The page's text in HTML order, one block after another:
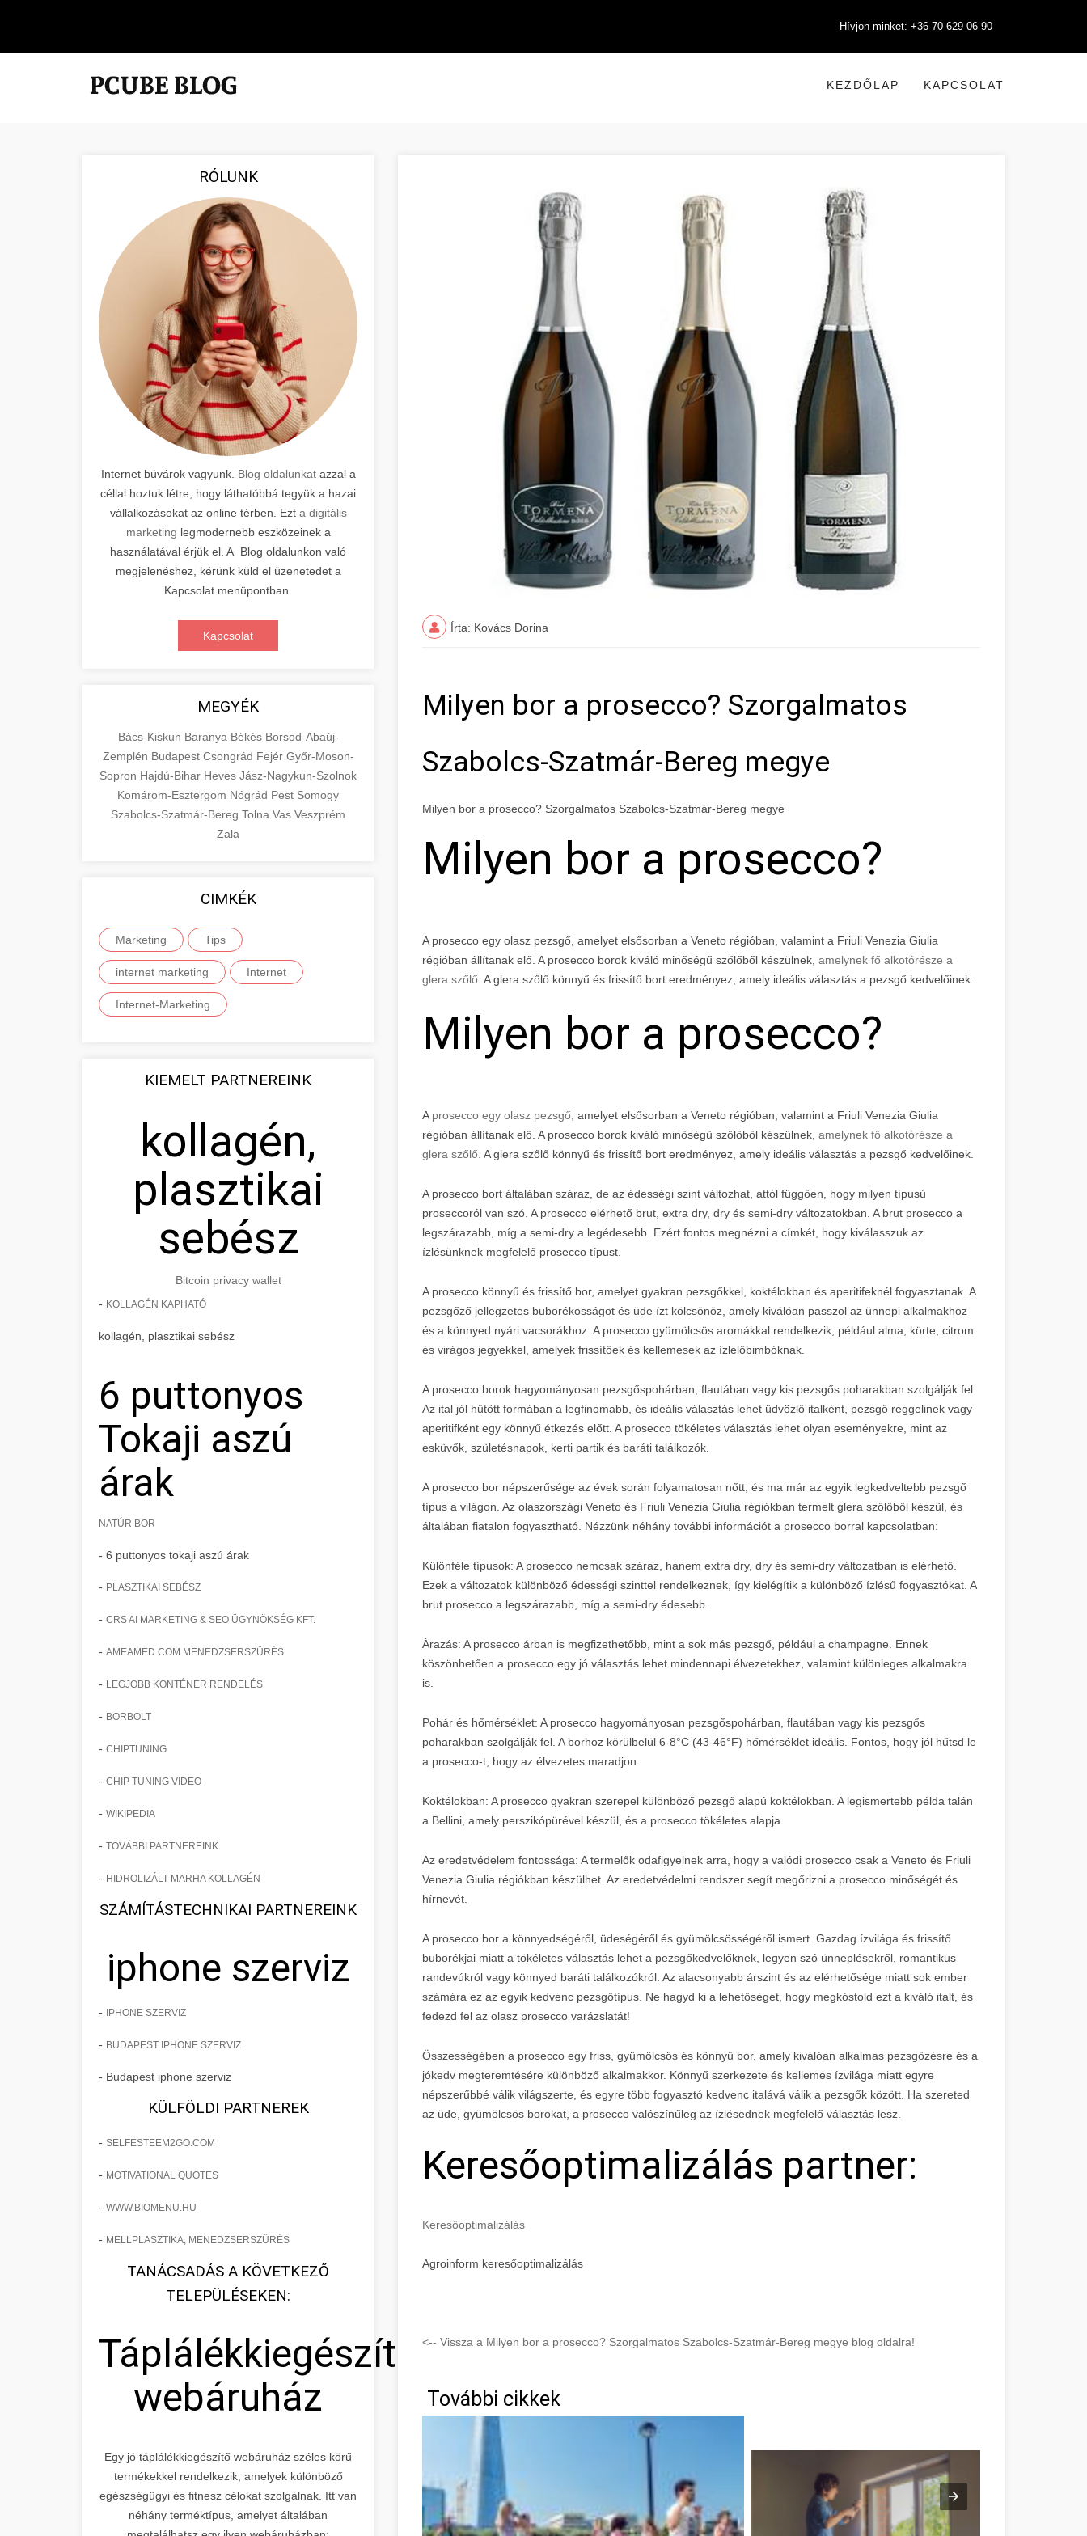
Hívjon minket: +36 70 629 06 90
KEZDŐLAP KAPCSOLAT
RÓLUNK
Internet búvárok vagyunk. Blog oldalunkatazzal a
céllal hoztuk létre, hogy láthatóbbá tegyük a hazai
vállalkozásokat az online térben. Ezt a digitális
marketing legmodernebb eszközeinek a
használatával érjük el. A Blog oldalunkon való
megjelenéshez, kérünk küld el üzenetedet a
Kapcsolat menüpontban.
Kapcsolat
MEGYÉK
Bács-Kiskun Baranya Békés Borsod-Abaúj-
Zemplén Budapest Csongrád Fejér Győr-Moson-
Sopron Hajdú-Bihar Heves Jász-Nagykun-Szolnok
Komárom-Esztergom Nógrád Pest Somogy
Szabolcs-Szatmár-Bereg Tolna Vas Veszprém
Zala
CIMKÉK
Marketing Tips
internet marketing Internet
Internet-Marketing
KIEMELT PARTNEREINK
kollagén,
plasztikai
sebész
Bitcoin privacy wallet
- KOLLAGÉN KAPHATÓ
kollagén, plasztikai sebész
6 puttonyos
Tokaji aszú
árak
NATÚR BOR
- 6 puttonyos tokaji aszú árak
- PLASZTIKAI SEBÉSZ
- CRS AI MARKETING & SEO ÜGYNÖKSÉG KFT.
- AMEAMED.COM MENEDZSERSZŰRÉS
- LEGJOBB KONTÉNER RENDELÉS
- BORBOLT
- CHIPTUNING
- CHIP TUNING VIDEO
- WIKIPEDIA
- TOVÁBBI PARTNEREINK
- HIDROLIZÁLT MARHA KOLLAGÉN
SZÁMÍTÁSTECHNIKAI PARTNEREINK
iphone szerviz
- IPHONE SZERVIZ
- BUDAPEST IPHONE SZERVIZ
- Budapest iphone szerviz
KÜLFÖLDI PARTNEREK
- SELFESTEEM2GO.COM
- MOTIVATIONAL QUOTES
- WWW.BIOMENU.HU
- MELLPLASZTIKA, MENEDZSERSZŰRÉS
TANÁCSADÁS A KÖVETKEZŐ
TELEPÜLÉSEKEN:
Táplálékkiegészítő
webáruház
Egy jó táplálékkiegészítő webáruház széles körű
termékekkel rendelkezik, amelyek különböző
egészségügyi és fitnesz célokat szolgálnak. Itt van
néhány terméktípus, amelyet általában
Írta: Kovács Dorina
Milyen bor a prosecco? Szorgalmatos
Szabolcs-Szatmár-Bereg megye
Milyen bor a prosecco? Szorgalmatos Szabolcs-Szatmár-Bereg megye
Milyen bor a prosecco?
A prosecco egy olasz pezsgő, amelyet elsősorban a Veneto régióban, valamint a Friuli Venezia Giulia
régióban állítanak elő. A prosecco borok kiváló minőségű szőlőből készülnek, amelynek fő alkotórésze a
glera szőlő. A glera szőlő könnyű és frissítő bort eredményez, amely ideális választás a pezsgő kedvelőinek.
Milyen bor a prosecco?
A prosecco egy olasz pezsgő, amelyet elsősorban a Veneto régióban, valamint a Friuli Venezia Giulia
régióban állítanak elő. A prosecco borok kiváló minőségű szőlőből készülnek, amelynek fő alkotórésze a
glera szőlő. A glera szőlő könnyű és frissítő bort eredményez, amely ideális választás a pezsgő kedvelőinek.
A prosecco bort általában száraz, de az édességi szint változhat, attól függően, hogy milyen típusú
proseccoról van szó. A prosecco elérhető brut, extra dry, dry és semi-dry változatokban. A brut prosecco a
legszárazabb, míg a semi-dry a legédesebb. Ezért fontos megnézni a címkét, hogy kiválasszuk az
ízlésünknek megfelelő prosecco típust.
A prosecco könnyű és frissítő bor, amelyet gyakran pezsgőkkel, koktélokban és aperitifeknél fogyasztanak. A
pezsgőző jellegzetes buborékosságot és üde ízt kölcsönöz, amely kiválóan passzol az ünnepi alkalmakhoz
és a könnyed nyári vacsorákhoz. A prosecco gyümölcsös aromákkal rendelkezik, például alma, körte, citrom
és virágos jegyekkel, amelyek frissítőek és kellemesek az ízlelőbimbóknak.
A prosecco borok hagyományosan pezsgőspohárban, flautában vagy kis pezsgős poharakban szolgálják fel.
Az ital jól hűtött formában a legfinomabb, és ideális választás lehet üdvözlő italként, pezsgő reggelinek vagy
aperitifként egy könnyű étkezés előtt. A prosecco tökéletes választás lehet olyan eseményekre, mint az
esküvők, születésnapok, kerti partik és baráti találkozók.
A prosecco bor népszerűsége az évek során folyamatosan nőtt, és ma már az egyik legkedveltebb pezsgő
típus a világon. Az olaszországi Veneto és Friuli Venezia Giulia régiókban termelt glera szőlőből készül, és
általában fiatalon fogyasztható. Nézzünk néhány további információt a prosecco borral kapcsolatban:
Különféle típusok: A prosecco nemcsak száraz, hanem extra dry, dry és semi-dry változatban is elérhető.
Ezek a változatok különböző édességi szinttel rendelkeznek, így kielégítik a különböző ízlésű fogyasztókat. A
brut prosecco a legszárazabb, míg a semi-dry édesebb.
Árazás: A prosecco árban is megfizethetőbb, mint a sok más pezsgő, például a champagne. Ennek
köszönhetően a prosecco egy jó választás lehet mindennapi élvezetekhez, valamint különleges alkalmakra
is.
Pohár és hőmérséklet: A prosecco hagyományosan pezsgőspohárban, flautában vagy kis pezsgős
poharakban szolgálják fel. A borhoz körülbelül 6-8°C (43-46°F) hőmérséklet ideális. Fontos, hogy jól hűtsd le
a prosecco-t, hogy az élvezetes maradjon.
Koktélokban: A prosecco gyakran szerepel különböző pezsgő alapú koktélokban. A legismertebb példa talán
a Bellini, amely perszikópürével készül, és a prosecco tökéletes alapja.
Az eredetvédelem fontossága: A termelők odafigyelnek arra, hogy a valódi prosecco csak a Veneto és Friuli
Venezia Giulia régiókban készülhet. Az eredetvédelmi rendszer segít megőrizni a prosecco minőségét és
hírnevét.
A prosecco bor a könnyedségéről, üdeségéről és gyümölcsösségéről ismert. Gazdag ízvilága és frissítő
buborékjai miatt a tökéletes választás lehet a pezsgőkedvelőknek, legyen szó ünneplésekről, romantikus
randevúkról vagy könnyed baráti találkozókról. Az alacsonyabb árszint és az elérhetősége miatt sok ember
számára ez az egyik kedvenc pezsgőtípus. Ne hagyd ki a lehetőséget, hogy megkóstold ezt a kiváló italt, és
fedezd fel az olasz prosecco varázslatát!
Összességében a prosecco egy friss, gyümölcsös és könnyű bor, amely kiválóan alkalmas pezsgőzésre és a
jókedv megteremtésére különböző alkalmakkor. Könnyű szerkezete és kellemes ízvilága miatt egyre
népszerűbbé válik világszerte, és egyre több fogyasztó kedvenc italává válik a pezsgők között. Ha szereted
az üde, gyümölcsös borokat, a prosecco valószínűleg az ízlésednek megfelelő választás lesz.
Keresőoptimalizálás partner:
Keresőoptimalizálás
Agroinform keresőoptimalizálás
<-- Vissza a Milyen bor a prosecco? Szorgalmatos Szabolcs-Szatmár-Bereg megye blog oldalra!
További cikkek